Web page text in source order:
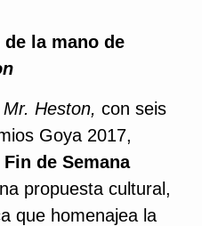
la mano de
Heston, con seis
Goya 2017,
de Semana
propuesta cultural,
que homenajea la